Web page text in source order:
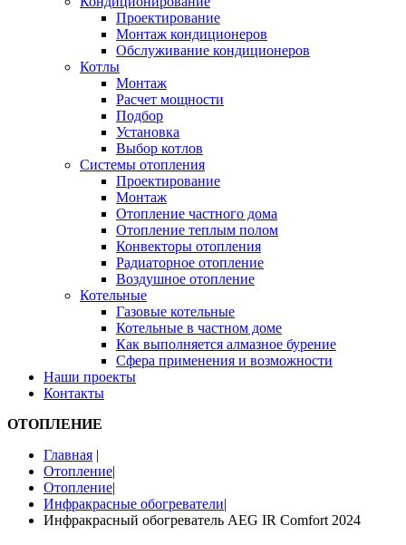
Проектирование
Монтаж кондиционеров
Обслуживание кондиционеров
Котлы
Монтаж
Расчет мощности
Подбор
Установка
Выбор котлов
Системы отопления
Проектирование
Монтаж
Отопление частного дома
Отопление теплым полом
Конвекторы отопления
Радиаторное отопление
Воздушное отопление
Котельные
Газовые котельные
Котельные в частном доме
Как выполняется алмазное бурение
Сфера применения и возможности
Наши проекты
Контакты
ОТОПЛЕНИЕ
Главная |
Отопление|
Отопление|
Инфракрасные обогреватели|
Инфракрасный обогреватель AEG IR Comfort 2024